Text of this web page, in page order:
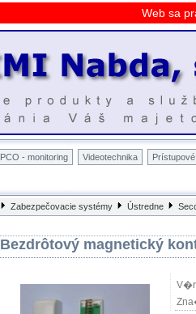
Web sa
PCO - monitoring Videotechnika
Zabezpečovacie systémy Ústredne
Bezdrôtový magnetický